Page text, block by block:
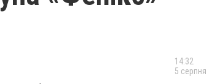
14:32
5 серпня